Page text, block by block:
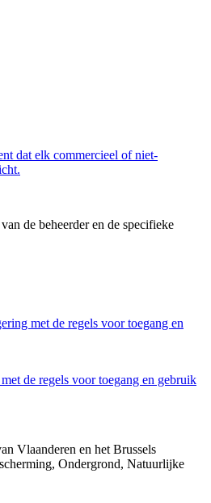
dat elk commercieel of niet-
de beheerder en de specifieke
met de regels voor toegang en
de regels voor toegang en gebruik
Vlaanderen en het Brussels
Ondergrond, Natuurlijke